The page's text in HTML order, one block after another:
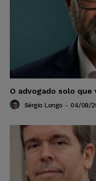
O advogado solo
Sérgio Longo - 04/08/